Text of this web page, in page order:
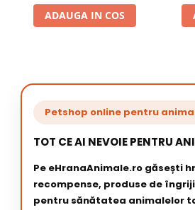
ADAUGA IN COS
Petshop online pentru
TOT CE AI NEVOIE PENTRU
Pe eHranaAnimale.ro găsești
recompense, produse de
pentru sănătatea animalelor